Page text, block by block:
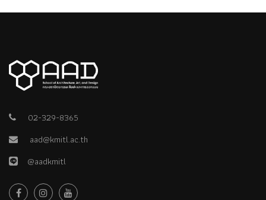
02-329-8365
aad@kmitl.ac.th
@aadkmitl